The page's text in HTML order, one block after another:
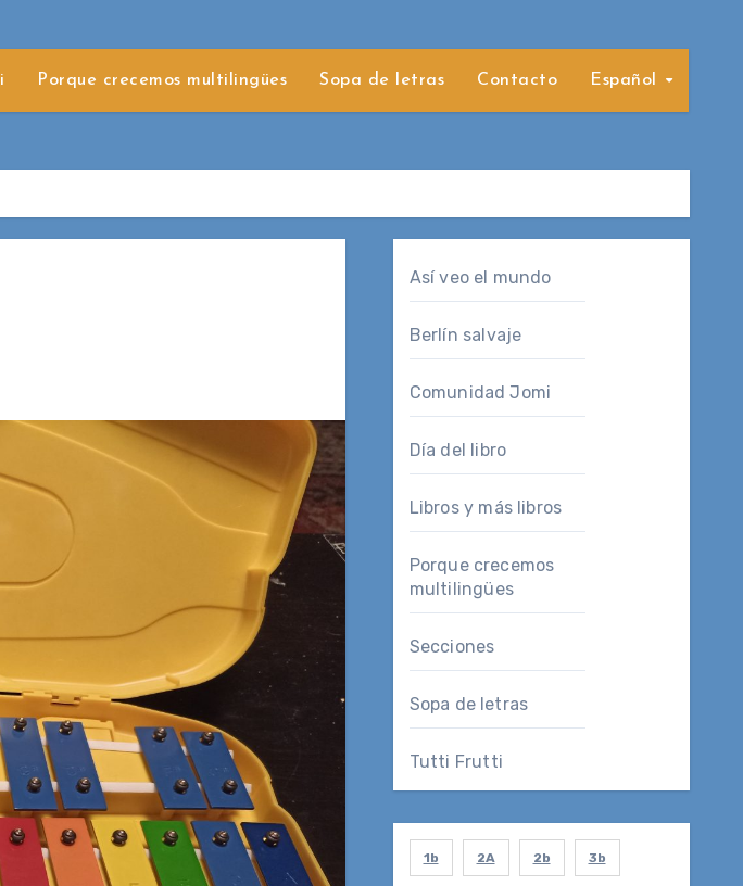
Porque crecemos multilingües Sopa de letras Contacto Español
Así veo el mundo
Berlín salvaje
Comunidad Jomi
Día del libro
Libros y más libros
Porque crecemos
multilingües
Secciones
Sopa de letras
Tutti Frutti
1b 2A 2b 3b